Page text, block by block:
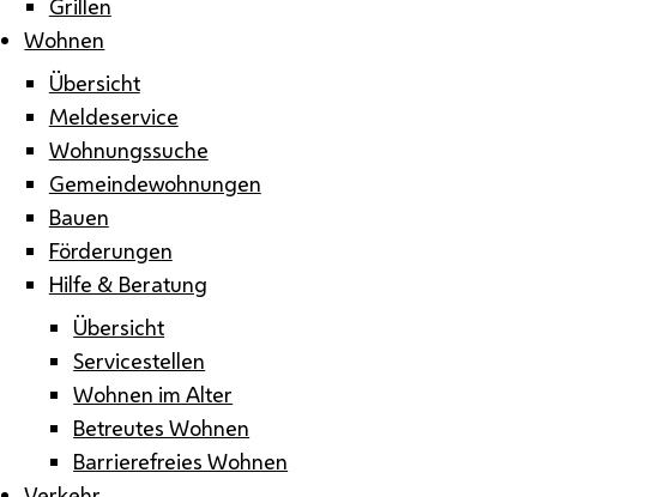
Wohnen
Übersicht
Meldeservice
Wohnungssuche
Gemeindewohnungen
Bauen
Förderungen
Hilfe & Beratung
Übersicht
Servicestellen
Wohnen im Alter
Betreutes Wohnen
Barrierefreies Wohnen